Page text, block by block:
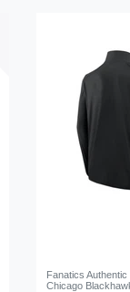
Fanatics
Chicago